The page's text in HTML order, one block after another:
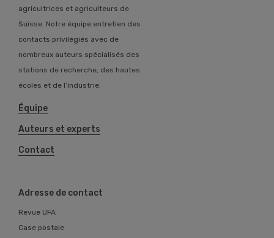
agricultrices et agriculteurs de
Suisse. Notre équipe entretien des
contacts privilégiés avec de
nombreux auteurs spécialisés des
stations de recherche, des hautes
écoles et de l’industrie.
Équipe
Auteurs et experts
Contact
Adresse de contact
Revue UFA
Case postale